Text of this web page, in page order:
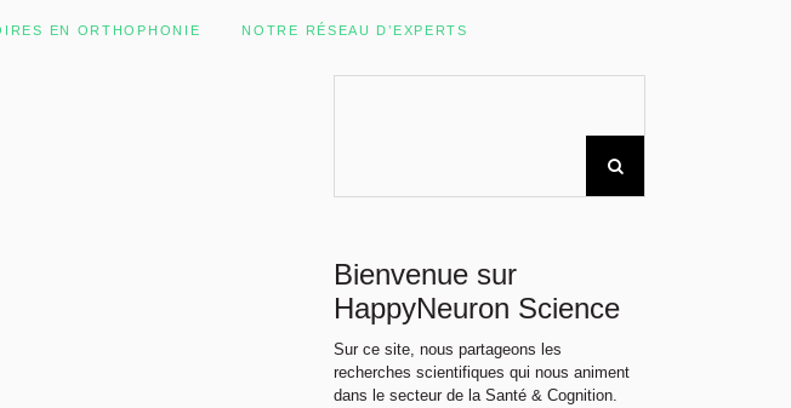
EN ORTHOPHONIE NOTRE RÉSEAU D’EXPERTS
Rechercher sur le site
Bienvenue sur
HappyNeuron Science
Sur ce site, nous partageons les
recherches scientifiques qui nous animent
dans le secteur de la Santé & Cognition.